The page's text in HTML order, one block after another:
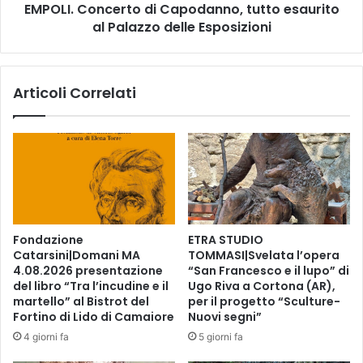
,
p
n
t
o
s
b
a
o
n
n
o
,
t
u
EMPOLI. Concerto di Capodanno, tutto esaurito
al Palazzo delle Esposizioni
Articoli Correlati
Fondazione
Catarsini|Domani MA
4.08.2026 presentazione
del libro “Tra l’incudine e il
martello” al Bistrot del
Fortino di Lido di Camaiore
4 giorni fa
ETRA STUDIO
TOMMASI|Svelata l’opera
“San Francesco e il lupo” di
Ugo Riva a Cortona (AR),
per il progetto “Sculture-
Nuovi segni”
5 giorni fa